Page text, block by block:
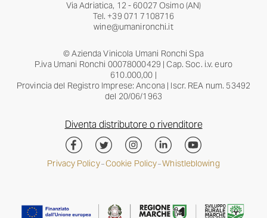
Via Adriatica, 12 - 60027 Osimo (AN)
Tel. +39 071 7108716
wine@umanironchi.it
© Azienda Vinicola Umani Ronchi Spa
P.iva Umani Ronchi 00078000429 | Cap. Soc. i.v. euro
610.000,00 |
Provincia del Registro Imprese: Ancona | Iscr. REA num. 53492
del 20/06/1963
Diventa distributore o rivenditore
Privacy Policy–Cookie Policy–Whistleblowing